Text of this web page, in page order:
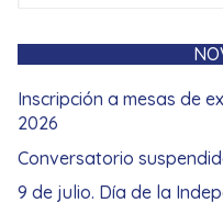
Inscripción a mesas de
2026
Conversatorio
9 de julio. Día de la